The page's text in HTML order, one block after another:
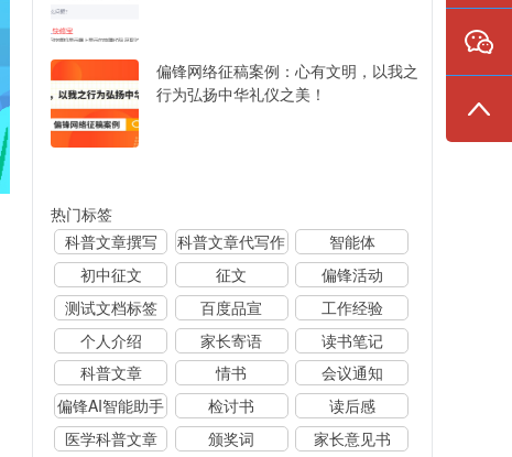
偏锋网络征稿案例：心有文明，以我之
行为弘扬中华礼仪之美！
热门标签
科普文章撰写
科普文章代写作
智能体
初中征文
征文
偏锋活动
测试文档标签
百度品宣
工作经验
个人介绍
家长寄语
读书笔记
科普文章
情书
会议通知
偏锋AI智能助手
检讨书
读后感
医学科普文章
颁奖词
家长意见书